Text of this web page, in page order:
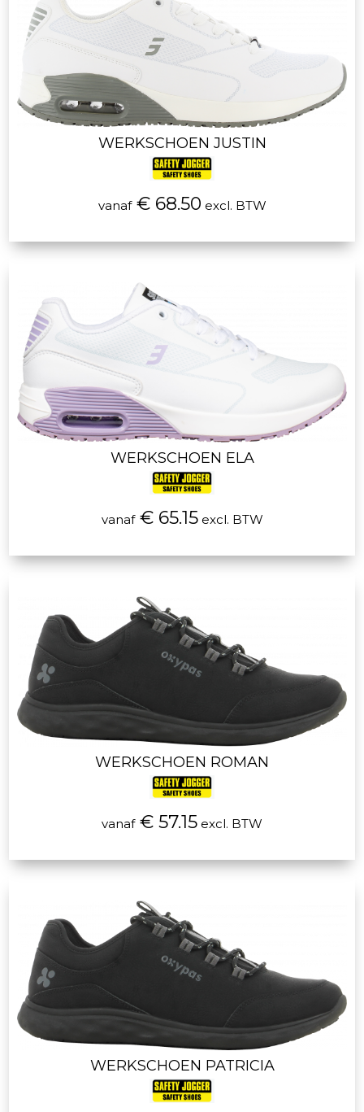
WERKSCHOEN JUSTIN
vanaf€ 68.50 excl. BTW
WERKSCHOEN ELA
vanaf€ 65.15excl. BTW
WERKSCHOEN ROMAN
vanaf€ 57.15 excl. BTW
WERKSCHOEN PATRICIA